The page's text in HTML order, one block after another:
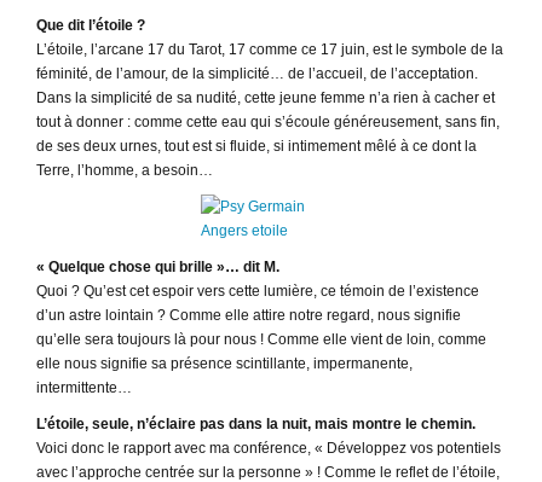
Que dit l’étoile ?
L’étoile, l’arcane 17 du Tarot, 17 comme ce 17 juin, est le symbole de la
féminité, de l’amour, de la simplicité… de l’accueil, de l’acceptation.
Dans la simplicité de sa nudité, cette jeune femme n’a rien à cacher et
tout à donner : comme cette eau qui s’écoule généreusement, sans fin,
de ses deux urnes, tout est si fluide, si intimement mêlé à ce dont la
Terre, l’homme, a besoin…
« Quelque chose qui brille »… dit M.
Quoi ? Qu’est cet espoir vers cette lumière, ce témoin de l’existence
d’un astre lointain ? Comme elle attire notre regard, nous signifie
qu’elle sera toujours là pour nous ! Comme elle vient de loin, comme
elle nous signifie sa présence scintillante, impermanente,
intermittente…
L’étoile, seule, n’éclaire pas dans la nuit, mais montre le chemin.
Voici donc le rapport avec ma conférence, « Développez vos potentiels
avec l’approche centrée sur la personne » ! Comme le reflet de l’étoile,